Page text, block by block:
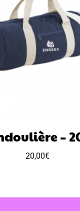
–
20,00€